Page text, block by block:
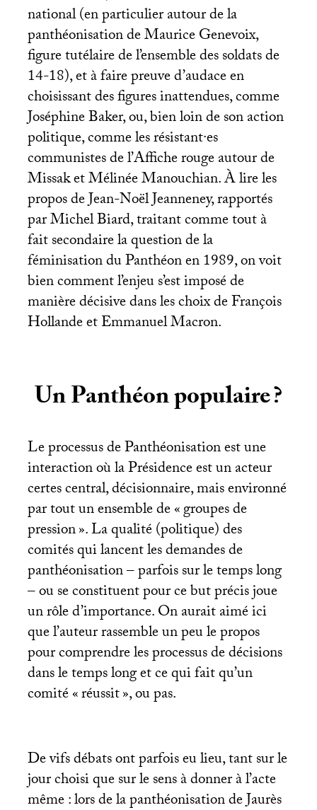
national (en particulier autour de la
panthéonisation de Maurice Genevoix,
figure tutélaire de l’ensemble des soldats de
14-18), et à faire preuve d’audace en
choisissant des figures inattendues, comme
Joséphine Baker, ou, bien loin de son action
politique, comme les résistant·es
communistes de l’Affiche rouge autour de
Missak et Mélinée Manouchian. À lire les
propos de Jean-Noël Jeanneney, rapportés
par Michel Biard, traitant comme tout à
fait secondaire la question de la
féminisation du Panthéon en 1989, on voit
bien comment l’enjeu s’est imposé de
manière décisive dans les choix de François
Hollande et Emmanuel Macron.
Un Panthéon populaire?
Le processus de Panthéonisation est une
interaction où la Présidence est un acteur
certes central, décisionnaire, mais environné
par tout un ensemble de «groupes de
pression». La qualité (politique) des
comités qui lancent les demandes de
panthéonisation – parfois sur le temps long
– ou se constituent pour ce but précis joue
un rôle d’importance. On aurait aimé ici
que l’auteur rassemble un peu le propos
pour comprendre les processus de décisions
dans le temps long et ce qui fait qu’un
comité «réussit», ou pas.
De vifs débats ont parfois eu lieu, tant sur le
jour choisi que sur le sens à donner à l’acte
même : lors de la panthéonisation de Jaurès